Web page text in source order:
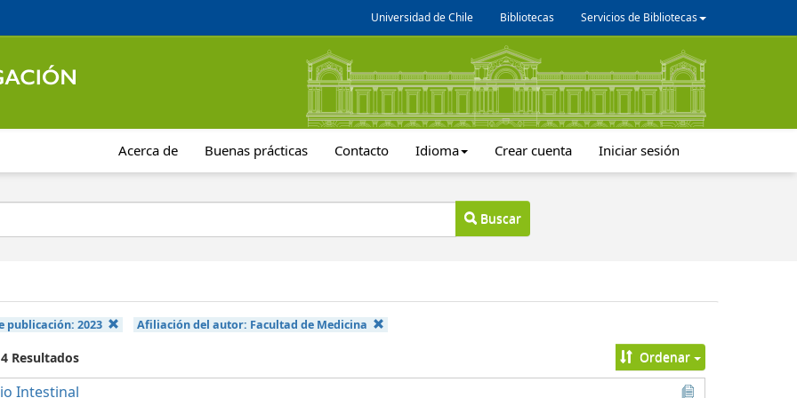
Universidad de Chile Bibliotecas Servicios de Bibliotecas
Acerca de Buenas prácticas Contacto Idioma Crear cuenta Iniciar sesión
Buscar
publicación: 2023 Afiliación del autor: Facultad de Medicina
Resultados Ordenar
Intestinal